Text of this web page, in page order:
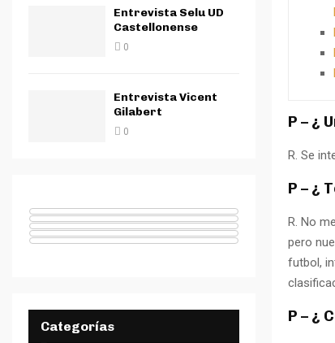
P – ¿
R. Se
P – ¿
R. No
pero
futbol,
P – ¿
Entrevista Selu UD
Castellonense
0
Entrevista Vicent
Gilabert
0
Categorías